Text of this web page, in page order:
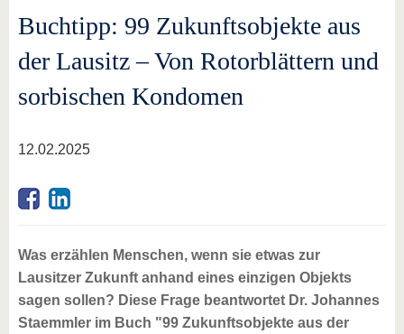
Buchtipp: 99 Zukunftsobjekte aus
der Lausitz – Von Rotorblättern und
sorbischen Kondomen
12.02.2025
Was erzählen Menschen, wenn sie etwas zur
Lausitzer Zukunft anhand eines einzigen Objekts
sagen sollen? Diese Frage beantwortet Dr. Johannes
Staemmler im Buch "99 Zukunftsobjekte aus der